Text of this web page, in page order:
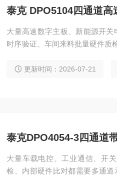
泰克 DPO5104四通道高
大量高速数字主板、新能源开
时序验证、车间来料批量硬件质
高昂、多数产线功能过剩；泰
更新时间：2026-07-21
泰克DPO4054-3四通道
大量车载电控、工业通信、开
检、内部硬件比对都需要多通